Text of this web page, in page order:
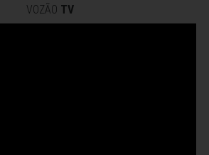
VOZÃO TV